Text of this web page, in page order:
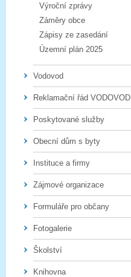
Výroční zprávy
Záměry obce
Zápisy ze zasedání
Územní plán 2025
Vodovod
Reklamační řád VODOVOD
Poskytované služby
Obecní dům s byty
Instituce a firmy
Zájmové organizace
Formuláře pro občany
Fotogalerie
Školství
Knihovna